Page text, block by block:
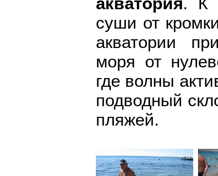
суши от
акватории
моря от
где волны
подводный
пляжей.